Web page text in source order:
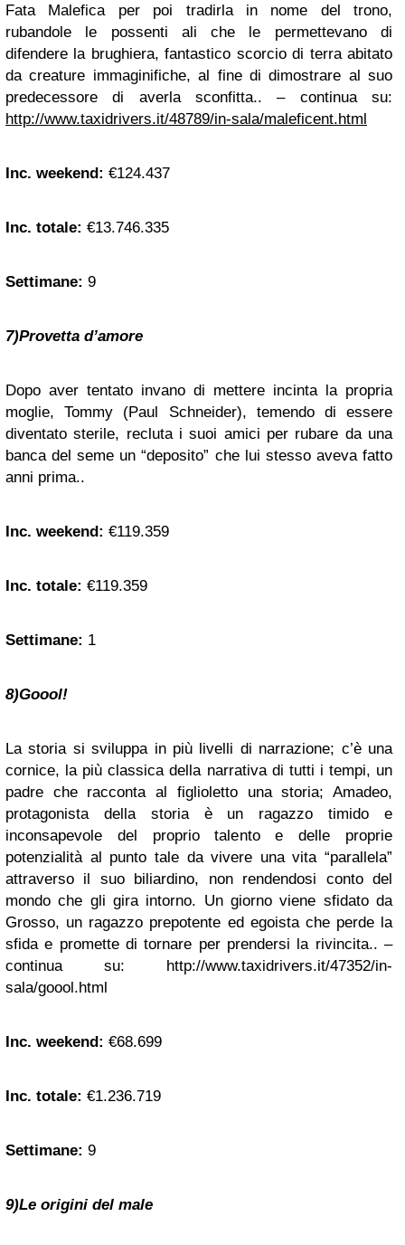
Fata Malefica per poi tradirla in nome del trono,
rubandole le possenti ali che le permettevano di
difendere la brughiera, fantastico scorcio di terra abitato
da creature immaginifiche, al fine di dimostrare al suo
predecessore di averla sconfitta.. – continua su:
http://www.taxidrivers.it/48789/in-sala/maleficent.html
Inc. weekend: €124.437
Inc. totale: €13.746.335
Settimane: 9
7)Provetta d’amore
Dopo aver tentato invano di mettere incinta la propria
moglie, Tommy (Paul Schneider), temendo di essere
diventato sterile, recluta i suoi amici per rubare da una
banca del seme un “deposito” che lui stesso aveva fatto
anni prima..
Inc. weekend: €119.359
Inc. totale: €119.359
Settimane: 1
8)Goool!
La storia si sviluppa in più livelli di narrazione; c’è una
cornice, la più classica della narrativa di tutti i tempi, un
padre che racconta al figlioletto una storia; Amadeo,
protagonista della storia è un ragazzo timido e
inconsapevole del proprio talento e delle proprie
potenzialità al punto tale da vivere una vita “parallela”
attraverso il suo biliardino, non rendendosi conto del
mondo che gli gira intorno. Un giorno viene sfidato da
Grosso, un ragazzo prepotente ed egoista che perde la
sfida e promette di tornare per prendersi la rivincita.. –
continua su: http://www.taxidrivers.it/47352/in-
sala/goool.html
Inc. weekend: €68.699
Inc. totale: €1.236.719
Settimane: 9
9)Le origini del male